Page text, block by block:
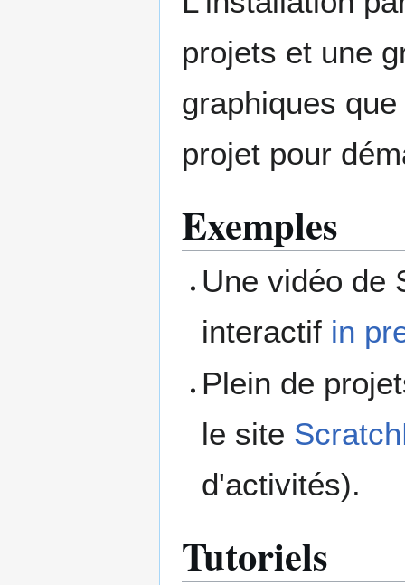
projets et une
graphiques
projet pour
Exemples
Une vidéo de
interactif in
Plein de
le site
d'activités).
Tutoriels